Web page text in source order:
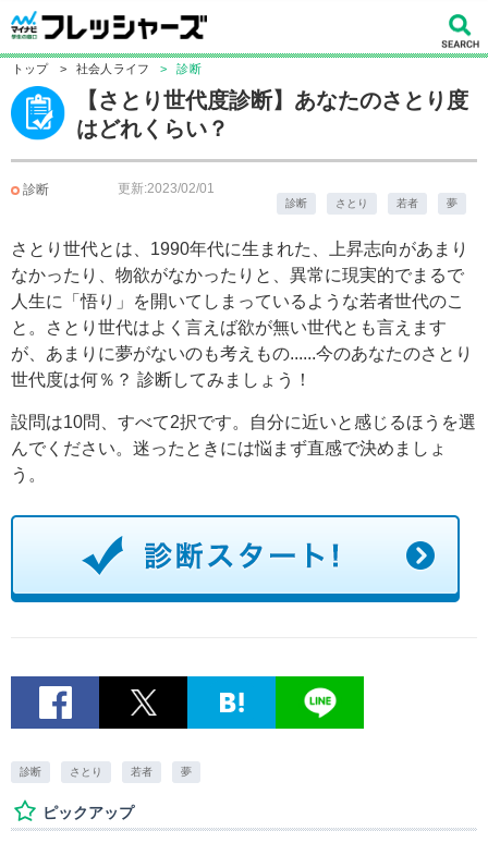
トップ > 社会人ライフ > 診断
【さとり世代度診断】あなたのさとり度
はどれくらい？
診断 更新:2023/02/01
診断 さとり 若者 夢
さとり世代とは、1990年代に生まれた、上昇志向があまり
なかったり、物欲がなかったりと、異常に現実的でまるで
人生に「悟り」を開いてしまっているような若者世代のこ
と。さとり世代はよく言えば欲が無い世代とも言えます
が、あまりに夢がないのも考えもの......今のあなたのさとり
世代度は何％？ 診断してみましょう！
設問は10問、すべて2択です。自分に近いと感じるほうを選
んでください。迷ったときには悩まず直感で決めましょ
う。
診断 さとり 若者 夢
ピックアップ